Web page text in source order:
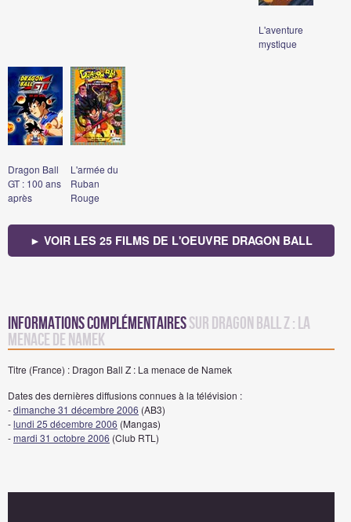
L'aventure
mystique
Dragon Ball
GT : 100 ans
après
L'armée du
Ruban
Rouge
► VOIR LES 25 FILMS DE L'OEUVRE DRAGON BALL
Informations complémentairessur Dragon Ball Z : La
menace de Namek
Titre (France) : Dragon Ball Z : La menace de Namek
Dates des dernières diffusions connues à la télévision :
-dimanche 31 décembre 2006 (AB3)
-lundi 25 décembre 2006 (Mangas)
-mardi 31 octobre 2006 (Club RTL)